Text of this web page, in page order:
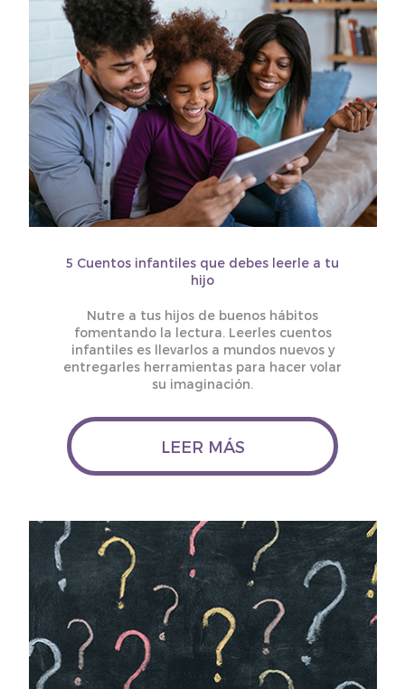
5 Cuentos infantiles que debes leerle a tu
hijo
Nutre a tus hijos de buenos hábitos
fomentando la lectura. Leerles cuentos
infantiles es llevarlos a mundos nuevos y
entregarles herramientas para hacer volar
su imaginación.
LEER MÁS